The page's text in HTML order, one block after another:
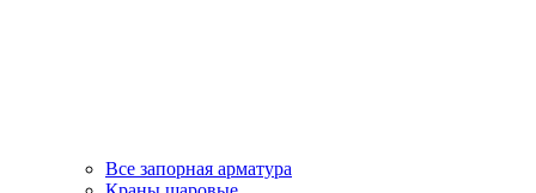
Все запорная арматура